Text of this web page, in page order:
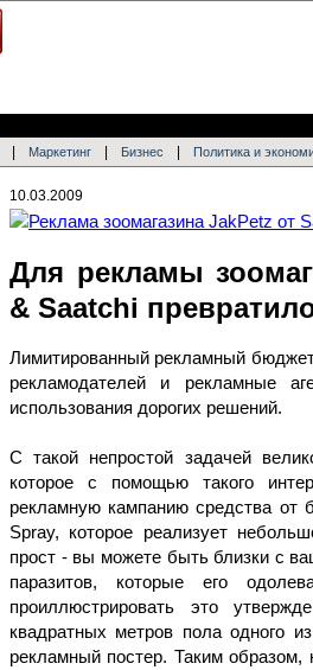
Маркетинг Бизнес Политика и
10.03.2009
Для рекламы
& Saatchi
Лимитированный рекламный
рекламодателей и рекламные
использования дорогих решений.
С такой непростой задачей
которое с помощью такого
рекламную кампанию средства от
Spray, которое реализует
прост - вы можете быть близки с
паразитов, которые его
проиллюстрировать это
квадратных метров пола одного
рекламный постер. Таким образом,